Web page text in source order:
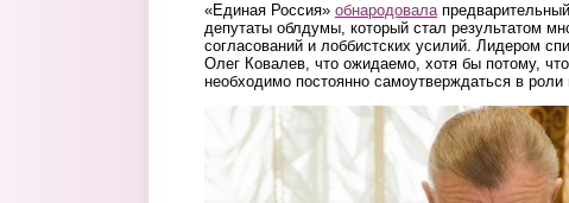
«Единая Россия» обнародовала
депутаты облдумы, который стал результатом
согласований и лоббистских усилий. Лидером
Олег Ковалев, что ожидаемо, хотя бы потому,
необходимо постоянно самоутверждаться в роли